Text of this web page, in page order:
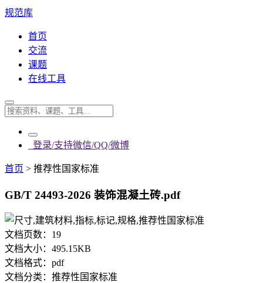
规范库
首页
交流
课题
在线工具
登录/支持微信/QQ/微博
首页 > 推荐性国家标准
GB/T 24493-2026 装饰混凝土砖.pdf
文档页数： 19
文档大小： 495.15KB
文档格式： pdf
文档分类： 推荐性国家标准